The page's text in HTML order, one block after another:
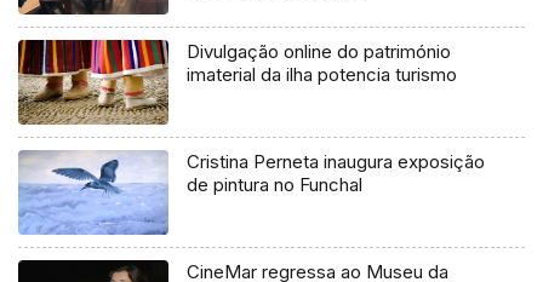
Divulgação online do património
imaterial da ilha potencia turismo
Cristina Perneta inaugura exposição
de pintura no Funchal
CineMar regressa ao Museu da